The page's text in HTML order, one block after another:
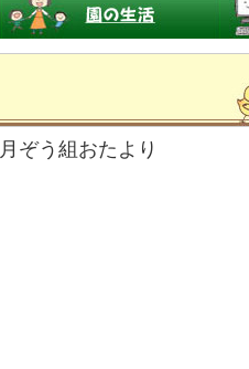
ぞう組おたより